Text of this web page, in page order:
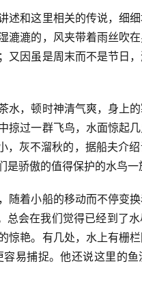
述和这里相关的传说，细
漉漉的，风夹带着雨丝吹
又因虽是周末而不是节日
水，顿时神清气爽，身上
掠过一群飞鸟，水面惊起
，灰不溜秋的，据船夫介
骄傲的值得保护的水鸟一
随着小船的移动而不停变
会在我们觉得已经到了
惊艳。有几处，水上有栅
易捕捉。他还说这里的